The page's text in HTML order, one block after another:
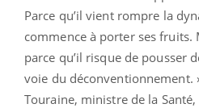
Parce qu’il vient rompre la
commence à porter ses fruits.
parce qu’il risque de pousser
voie du déconventionnement.
Touraine, ministre de la